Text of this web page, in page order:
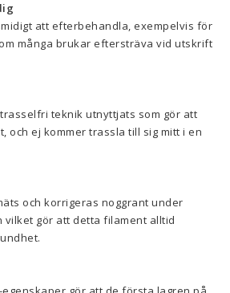
att efterbehandla, exempelvis för
många brukar eftersträva vid utskrift
teknik utnyttjats som gör att
och ej kommer trassla till sig mitt i en
och korrigeras noggrant under
gör att detta filament alltid